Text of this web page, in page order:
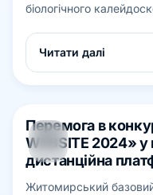
біологічного
Читати далі
27
СІЧ
Перемога в
WEBSITE 2024» у
дистанційна
Житомирський